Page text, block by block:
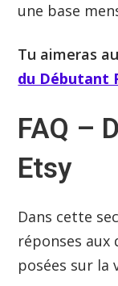
une base
Tu aimeras
du Débutant
FAQ –
Etsy
Dans cette
réponses aux
posées sur la